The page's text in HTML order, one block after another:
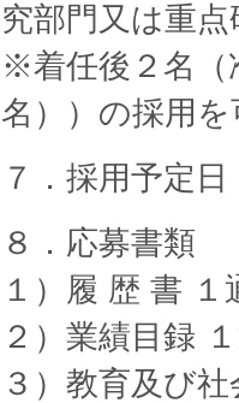
究部門又は重
※着任後２名（
名））の採用
７．採用予定
８．応募書類
１）履 歴 書 １
２）業績目録
３）教育及び